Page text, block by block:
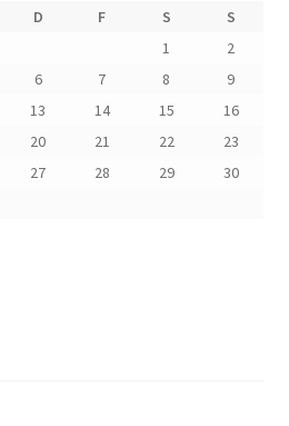
D F S
S
1
2
6 7 8
9
13 14 15
16
20 21 22
23
27 28 29
30